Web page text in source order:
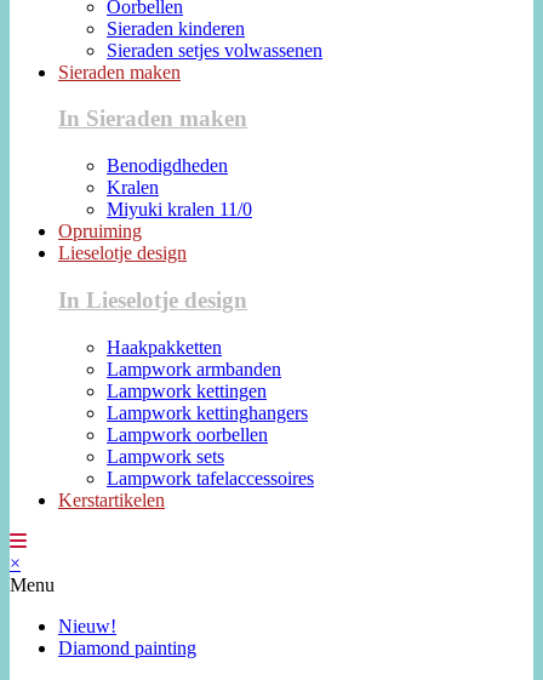
Oorbellen
Sieraden kinderen
Sieraden setjes volwassenen
Sieraden maken
In Sieraden maken
Benodigdheden
Kralen
Miyuki kralen 11/0
Opruiming
Lieselotje design
In Lieselotje design
Haakpakketten
Lampwork armbanden
Lampwork kettingen
Lampwork kettinghangers
Lampwork oorbellen
Lampwork sets
Lampwork tafelaccessoires
Kerstartikelen
×
Menu
Nieuw!
Diamond painting